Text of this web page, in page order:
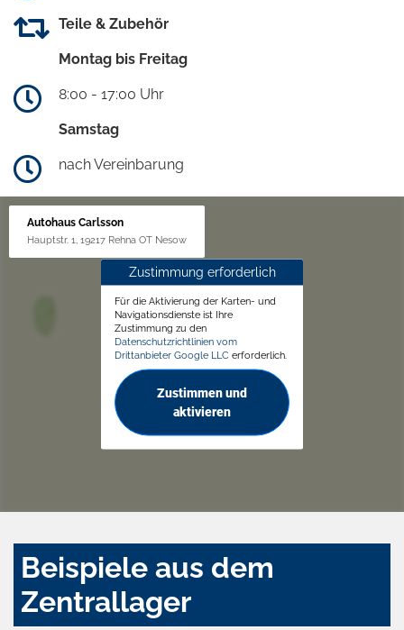
Teile & Zubehör
Montag bis Freitag
8:00 - 17:00 Uhr
Samstag
nach Vereinbarung
Autohaus Carlsson
Hauptstr. 1, 19217 Rehna OT Nesow
Zustimmung erforderlich
Für die Aktivierung der Karten- und
Navigationsdienste ist Ihre
Zustimmung zu den
Datenschutzrichtlinien vom
Drittanbieter Google LLC erforderlich.
Zustimmen und
aktivieren
Beispiele aus dem
Zentrallager